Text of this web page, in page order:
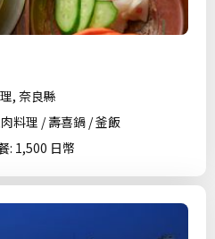
, 奈良縣
料理 / 壽喜鍋 / 釜飯
: 1,500 日幣